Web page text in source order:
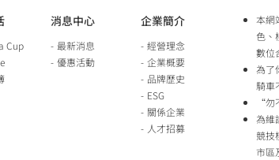
Cup
消息中心
最新消息
優惠活動
企業簡介
經營理念
企業概要
品牌歷史
ESG
關係企業
人才招募
本網
色、
數位
為了
騎車
“勿
為維
競技
市區